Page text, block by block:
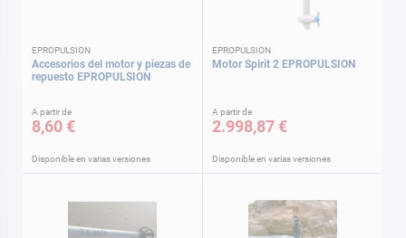
EPROPULSION
Accesorios del motor y piezas de
repuesto EPROPULSION
A partir de
8,60 €
Disponible en varias versiones
EPROPULSION
Motor Spirit 2 EPROPULSION
A partir de
2.998,87 €
Disponible en varias versiones